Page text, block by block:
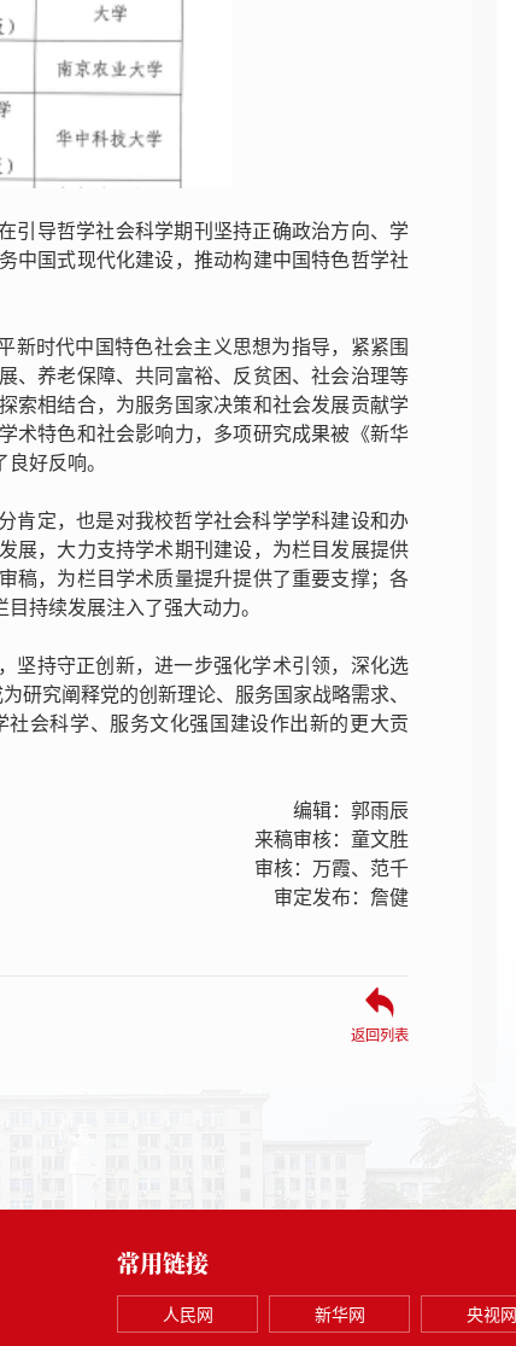
引导哲学社会科学期刊坚持正确政治方向、学
中国式现代化建设，推动构建中国特色哲学社
新时代中国特色社会主义思想为指导，紧紧围
、养老保障、共同富裕、反贫困、社会治理等
索相结合，为服务国家决策和社会发展贡献学
术特色和社会影响力，多项研究成果被《新华
好反响。
肯定，也是对我校哲学社会科学学科建设和办
展，大力支持学术期刊建设，为栏目发展提供
稿，为栏目学术质量提升提供了重要支撑；各
持续发展注入了强大动力。
坚持守正创新，进一步强化学术引领，深化选
研究阐释党的创新理论、服务国家战略需求、
会科学、服务文化强国建设作出新的更大贡
编辑：郭雨辰
来稿审核：童文胜
审核：万霞、范千
审定发布：詹健
返回列表
常用链接
人民网 新华网 央视网